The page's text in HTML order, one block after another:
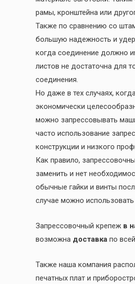
рамы, кронштейна или
Также по сравнению со
большую надежность и
когда соединение должно
листов не достаточна для
соединения.
Но даже в тех случаях,
экономически
можно запрессовывать
часто использование
конструкции и низкого
Как правило,
заменить и нет
обычные гайки и винты
случае можно
Запрессовочный крепеж в
возможна доставка по
Также наша компания
печатных плат и